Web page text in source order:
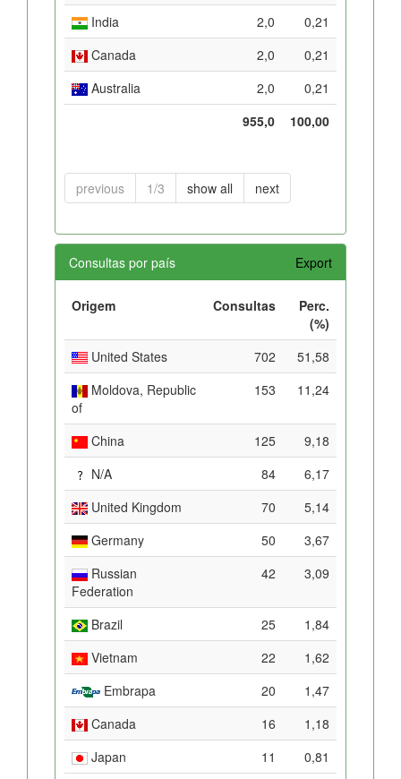
India
2,0
0,21
Canada
2,0
0,21
Australia
2,0
0,21
955,0
100,00
previous 1/3 show all next
Consultas por país Export
Origem Consultas
Perc.
(%)
United States
702
51,58
Moldova, Republic
of
153 11,24
China 125
9,18
N/A
84
6,17
United Kingdom
70
5,14
Germany
50
3,67
Russian
Federation
42 3,09
Brazil 25
1,84
Vietnam
22
1,62
Embrapa
20
1,47
Canada
16
1,18
Japan
11
0,81